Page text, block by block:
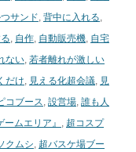
サンド, 背中に入れる,
, 自作, 自動販売機, 自宅
ない, 若者離れが激しい
だけ, 見える化超会議, 見
コブース, 設営場, 誰も人
ームエリア』 , 超コスプ
クムシ, 超バスケ場ブー